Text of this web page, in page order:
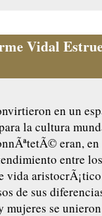
Vidal
en un
la cultura
eran, en
entre
vida
de sus
mujeres se